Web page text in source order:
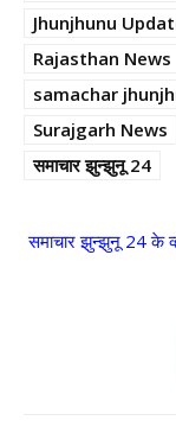
Jhunjhunu
Rajasthan News
samachar
Surajgarh News
समाचार झुन्झुनू 24
समाचार झुन्झुनू 24 के